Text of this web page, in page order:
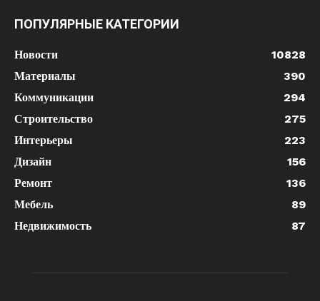
ПОПУЛЯРНЫЕ КАТЕГОРИИ
Новости
10828
Материалы
390
Коммуникации
294
Строительство
275
Интерьеры
223
Дизайн
156
Ремонт
136
Мебель
89
Недвижимость
87